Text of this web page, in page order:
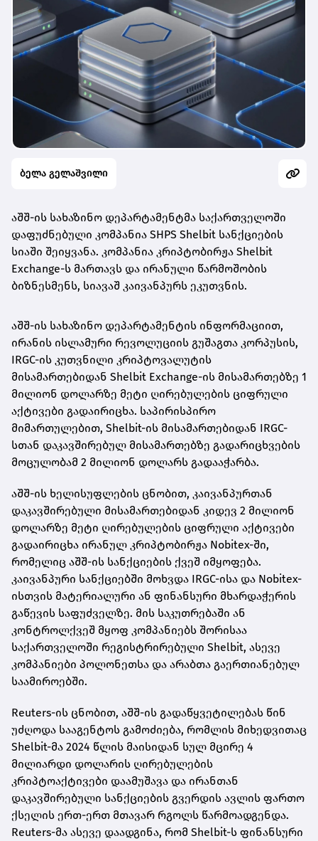
ბელა გელაშვილი
აშშ-ის სახაზინო დეპარტამენტმა საქართველოში
დაფუძნებული კომპანია SHPS Shelbit სანქციების
სიაში შეიყვანა. კომპანია კრიპტობირჟა Shelbit
Exchange-ს მართავს და ირანული წარმოშობის
ბიზნესმენს, სიავაშ კაივანპურს ეკუთვნის.
აშშ-ის სახაზინო დეპარტამენტის ინფორმაციით,
ირანის ისლამური რევოლუციის გუშაგთა კორპუსის,
IRGC-ის კუთვნილი კრიპტოვალუტის
მისამართებიდან Shelbit Exchange-ის მისამართებზე 1
მილიონ დოლარზე მეტი ღირებულების ციფრული
აქტივები გადაირიცხა. საპირისპირო
მიმართულებით, Shelbit-ის მისამართებიდან IRGC-
სთან დაკავშირებულ მისამართებზე გადარიცხვების
მოცულობამ 2 მილიონ დოლარს გადააჭარბა.
აშშ-ის ხელისუფლების ცნობით, კაივანპურთან
დაკავშირებული მისამართებიდან კიდევ 2 მილიონ
დოლარზე მეტი ღირებულების ციფრული აქტივები
გადაირიცხა ირანულ კრიპტობირჟა Nobitex-ში,
რომელიც აშშ-ის სანქციების ქვეშ იმყოფება.
კაივანპური სანქციებში მოხვდა IRGC-ისა და Nobitex-
ისთვის მატერიალური ან ფინანსური მხარდაჭერის
გაწევის საფუძველზე. მის საკუთრებაში ან
კონტროლქვეშ მყოფ კომპანიებს შორისაა
საქართველოში რეგისტრირებული Shelbit, ასევე
კომპანიები პოლონეთსა და არაბთა გაერთიანებულ
საამიროებში.
Reuters-ის ცნობით, აშშ-ის გადაწყვეტილებას წინ
უძღოდა სააგენტოს გამოძიება, რომლის მიხედვითაც
Shelbit-მა 2024 წლის მაისიდან სულ მცირე 4
მილიარდი დოლარის ღირებულების
კრიპტოაქტივები დაამუშავა და ირანთან
დაკავშირებული სანქციების გვერდის ავლის ფართო
ქსელის ერთ-ერთ მთავარ რგოლს წარმოადგენდა.
Reuters-მა ასევე დაადგინა, რომ Shelbit-ს ფინანსური